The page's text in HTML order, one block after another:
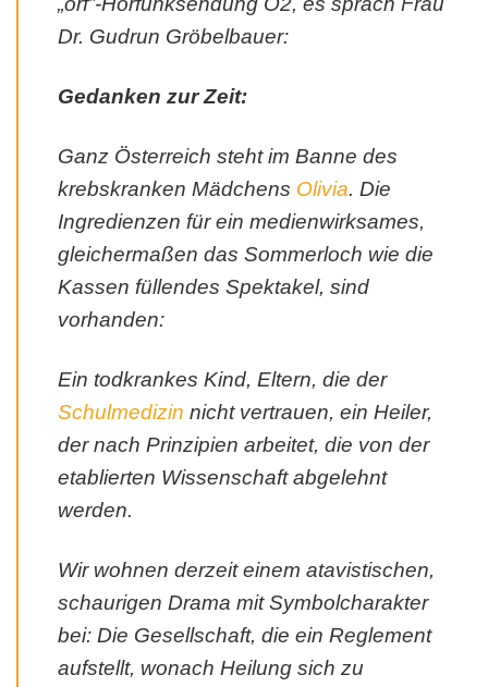
Dr. Gudrun Gröbelbauer:
Gedanken zur Zeit:
Ganz Österreich steht im Banne des
krebskranken Mädchens Olivia. Die
Ingredienzen für ein medienwirksames,
gleichermaßen das Sommerloch wie die
Kassen füllendes Spektakel, sind
vorhanden:
Ein todkrankes Kind, Eltern, die der
Schulmedizin nicht vertrauen, ein Heiler,
der nach Prinzipien arbeitet, die von der
etablierten Wissenschaft abgelehnt
werden.
Wir wohnen derzeit einem atavistischen,
schaurigen Drama mit Symbolcharakter
bei: Die Gesellschaft, die ein Reglement
aufstellt, wonach Heilung sich zu